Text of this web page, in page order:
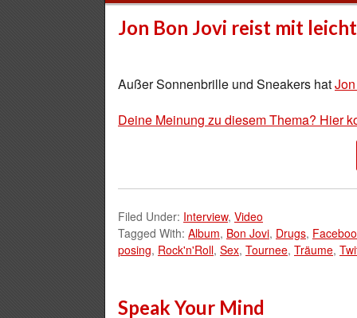
Jon Bon Jovi reist mit
Außer Sonnenbrille und Sneakers hat
Deine Meinung zu diesem Thema? Hier
Filed Under: Interview, Video
Tagged With: Album, Bon Jovi, Drugs,
posing, Rock'n'Roll, Sex, Tournee, Träume,
Speak Your Mind